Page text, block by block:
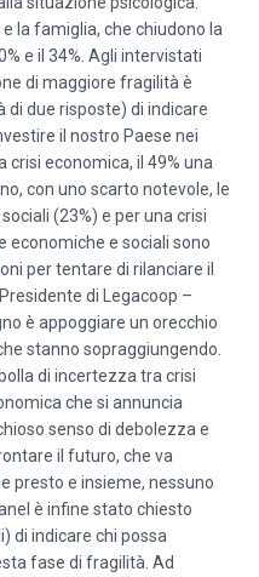
la famiglia, che chiudono la
e il 34%. Agli intervistati
di maggiore fragilità è
di due risposte) di indicare
il nostro Paese nei
crisi economica, il 49% una
con uno scarto notevole, le
(23%) e per una crisi
economiche e sociali sono
per tentare di rilanciare il
di Legacoop –
è appoggiare un orecchio
stanno sopraggiungendo.
di incertezza tra crisi
che si annuncia
senso di debolezza e
il futuro, che va
presto e insieme, nessuno
è infine stato chiesto
di indicare chi possa
fase di fragilità. Ad